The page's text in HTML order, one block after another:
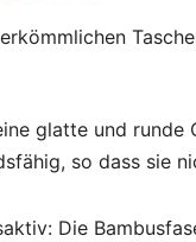
glatte und runde
so dass sie
Die